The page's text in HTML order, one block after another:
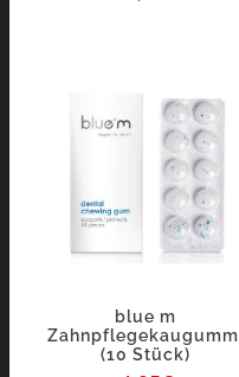
blue m
(10 Stück)